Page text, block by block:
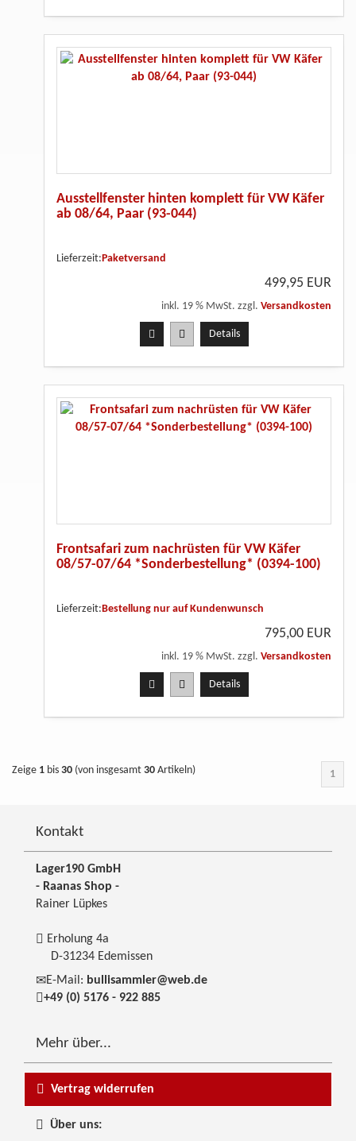
Ausstellfenster hinten komplett für VW Käfer
ab 08/64, Paar (93-044)
Lieferzeit: Paketversand
499,95 EUR
inkl. 19 % MwSt. zzgl. Versandkosten
Details
Frontsafari zum nachrüsten für VW Käfer
08/57-07/64 *Sonderbestellung* (0394-100)
Lieferzeit: Bestellung nur auf Kundenwunsch
795,00 EUR
inkl. 19 % MwSt. zzgl. Versandkosten
Details
Zeige 1 bis 30 (von insgesamt 30 Artikeln) 1
Kontakt
Lager190 GmbH
- Raanas Shop -
Rainer Lüpkes
Erholung 4a
D-31234 Edemissen
E-Mail: bullisammler@web.de
+49 (0) 5176 - 922 885
Mehr über...
Vertrag widerrufen
Über uns: